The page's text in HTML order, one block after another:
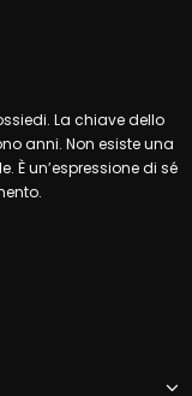
La chiave dello
anni. Non esiste una
È un’espressione di sé